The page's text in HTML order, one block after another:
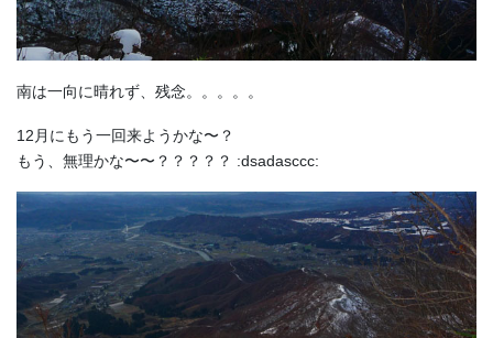
南は一向に晴れず、残念。。。。。
12月にもう一回来ようかな〜？
もう、無理かな〜〜？？？？？ :dsadasccc: